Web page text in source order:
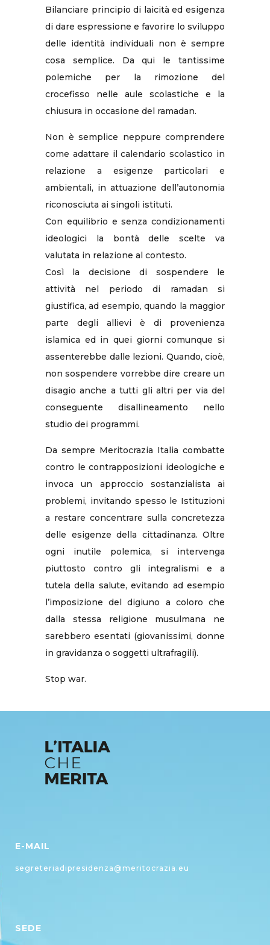
Bilanciare principio di laicità ed esigenza
di dare espressione e favorire lo sviluppo
delle identità individuali non è sempre
cosa semplice. Da qui le tantissime
polemiche per la rimozione del
crocefisso nelle aule scolastiche e la
chiusura in occasione del ramadan.
Non è semplice neppure comprendere
come adattare il calendario scolastico in
relazione a esigenze particolari e
ambientali, in attuazione dell’autonomia
riconosciuta ai singoli istituti.
Con equilibrio e senza condizionamenti
ideologici la bontà delle scelte va
valutata in relazione al contesto.
Così la decisione di sospendere le
attività nel periodo di ramadan si
giustifica, ad esempio, quando la maggior
parte degli allievi è di provenienza
islamica ed in quei giorni comunque si
assenterebbe dalle lezioni. Quando, cioè,
non sospendere vorrebbe dire creare un
disagio anche a tutti gli altri per via del
conseguente disallineamento nello
studio dei programmi.
Da sempre Meritocrazia Italia combatte
contro le contrapposizioni ideologiche e
invoca un approccio sostanzialista ai
problemi, invitando spesso le Istituzioni
a restare concentrare sulla concretezza
delle esigenze della cittadinanza. Oltre
ogni inutile polemica, si intervenga
piuttosto contro gli integralismi e a
tutela della salute, evitando ad esempio
l’imposizione del digiuno a coloro che
dalla stessa religione musulmana ne
sarebbero esentati (giovanissimi, donne
in gravidanza o soggetti ultrafragili).
Stop war.
E-MAIL
segreteriadipresidenza@meritocrazia.eu
SEDE